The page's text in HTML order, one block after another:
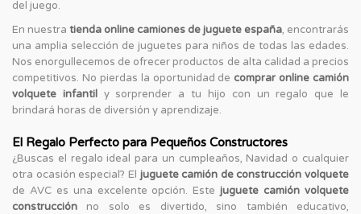
del juego.
En nuestra tienda online camiones de juguete españa, encontrarás
una amplia selección de juguetes para niños de todas las edades.
Nos enorgullecemos de ofrecer productos de alta calidad a precios
competitivos. No pierdas la oportunidad de comprar online camión
volquete infantily sorprender a tu hijo con un regalo que le
brindará horas de diversión y aprendizaje.
El Regalo Perfecto para Pequeños Constructores
¿Buscas el regalo ideal para un cumpleaños, Navidad o cualquier
otra ocasión especial? El juguete camión de construcción volquete
de AVC es una excelente opción. Estejuguete camión volquete
construcción no solo es divertido, sino también educativo,